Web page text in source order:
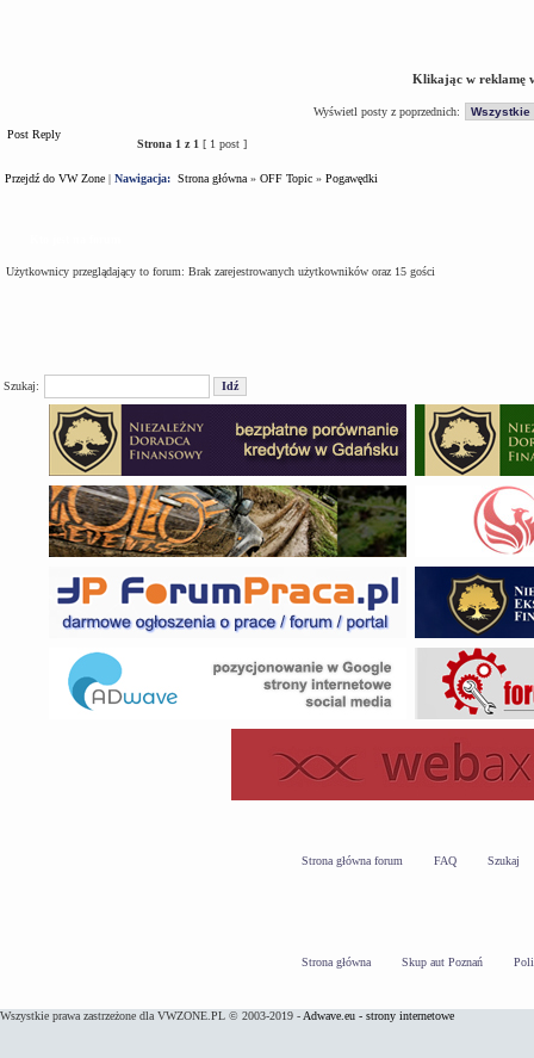
Klikając w reklamę
Wyświetl posty z poprzednich:
Post Reply
Strona 1 z 1 [ 1 post ]
Przejdź do VW Zone | Nawigacja: Strona główna » OFF Topic » Pogawędki
Użytkownicy przeglądający to forum: Brak zarejestrowanych użytkowników oraz 15 gości
Szukaj:
Strona główna forum FAQ Szukaj
Strona główna Skup aut Poznań
Wszystkie prawa zastrzeżone dla VWZONE.PL © 2003-2019 - Adwave.eu - strony internetowe